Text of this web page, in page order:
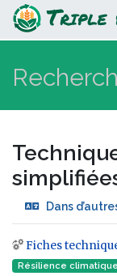
(TCS)
Dans
Aller à :
Fiches
Résilience climatique